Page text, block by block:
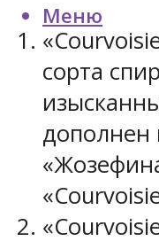
Меню
сорта
дополнен